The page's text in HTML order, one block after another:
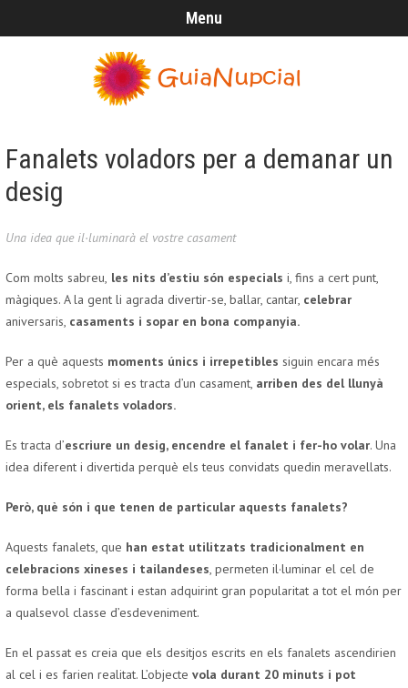
Menu
Fanalets voladors per a demanar un
desig
Una idea que il·luminarà el vostre casament
Com molts sabreu, les nits d’estiu són especials i, fins a cert punt,
màgiques. A la gent li agrada divertir-se, ballar, cantar, celebrar
aniversaris, casaments i sopar en bona companyia.
Per a què aquests moments únics i irrepetibles siguin encara més
especials, sobretot si es tracta d’un casament, arriben des del llunyà
orient, els fanalets voladors.
Es tracta d’escriure un desig, encendre el fanalet i fer-ho volar. Una
idea diferent i divertida perquè els teus convidats quedin meravellats.
Però, què són i que tenen de particular aquests fanalets?
Aquests fanalets, que han estat utilitzats tradicionalment en
celebracions xineses i tailandeses, permeten il·luminar el cel de
forma bella i fascinant i estan adquirint gran popularitat a tot el món per
a qualsevol classe d’esdeveniment.
En el passat es creia que els desitjos escrits en els fanalets ascendirien
al cel i es farien realitat. L’objecte vola durant 20 minuts i pot